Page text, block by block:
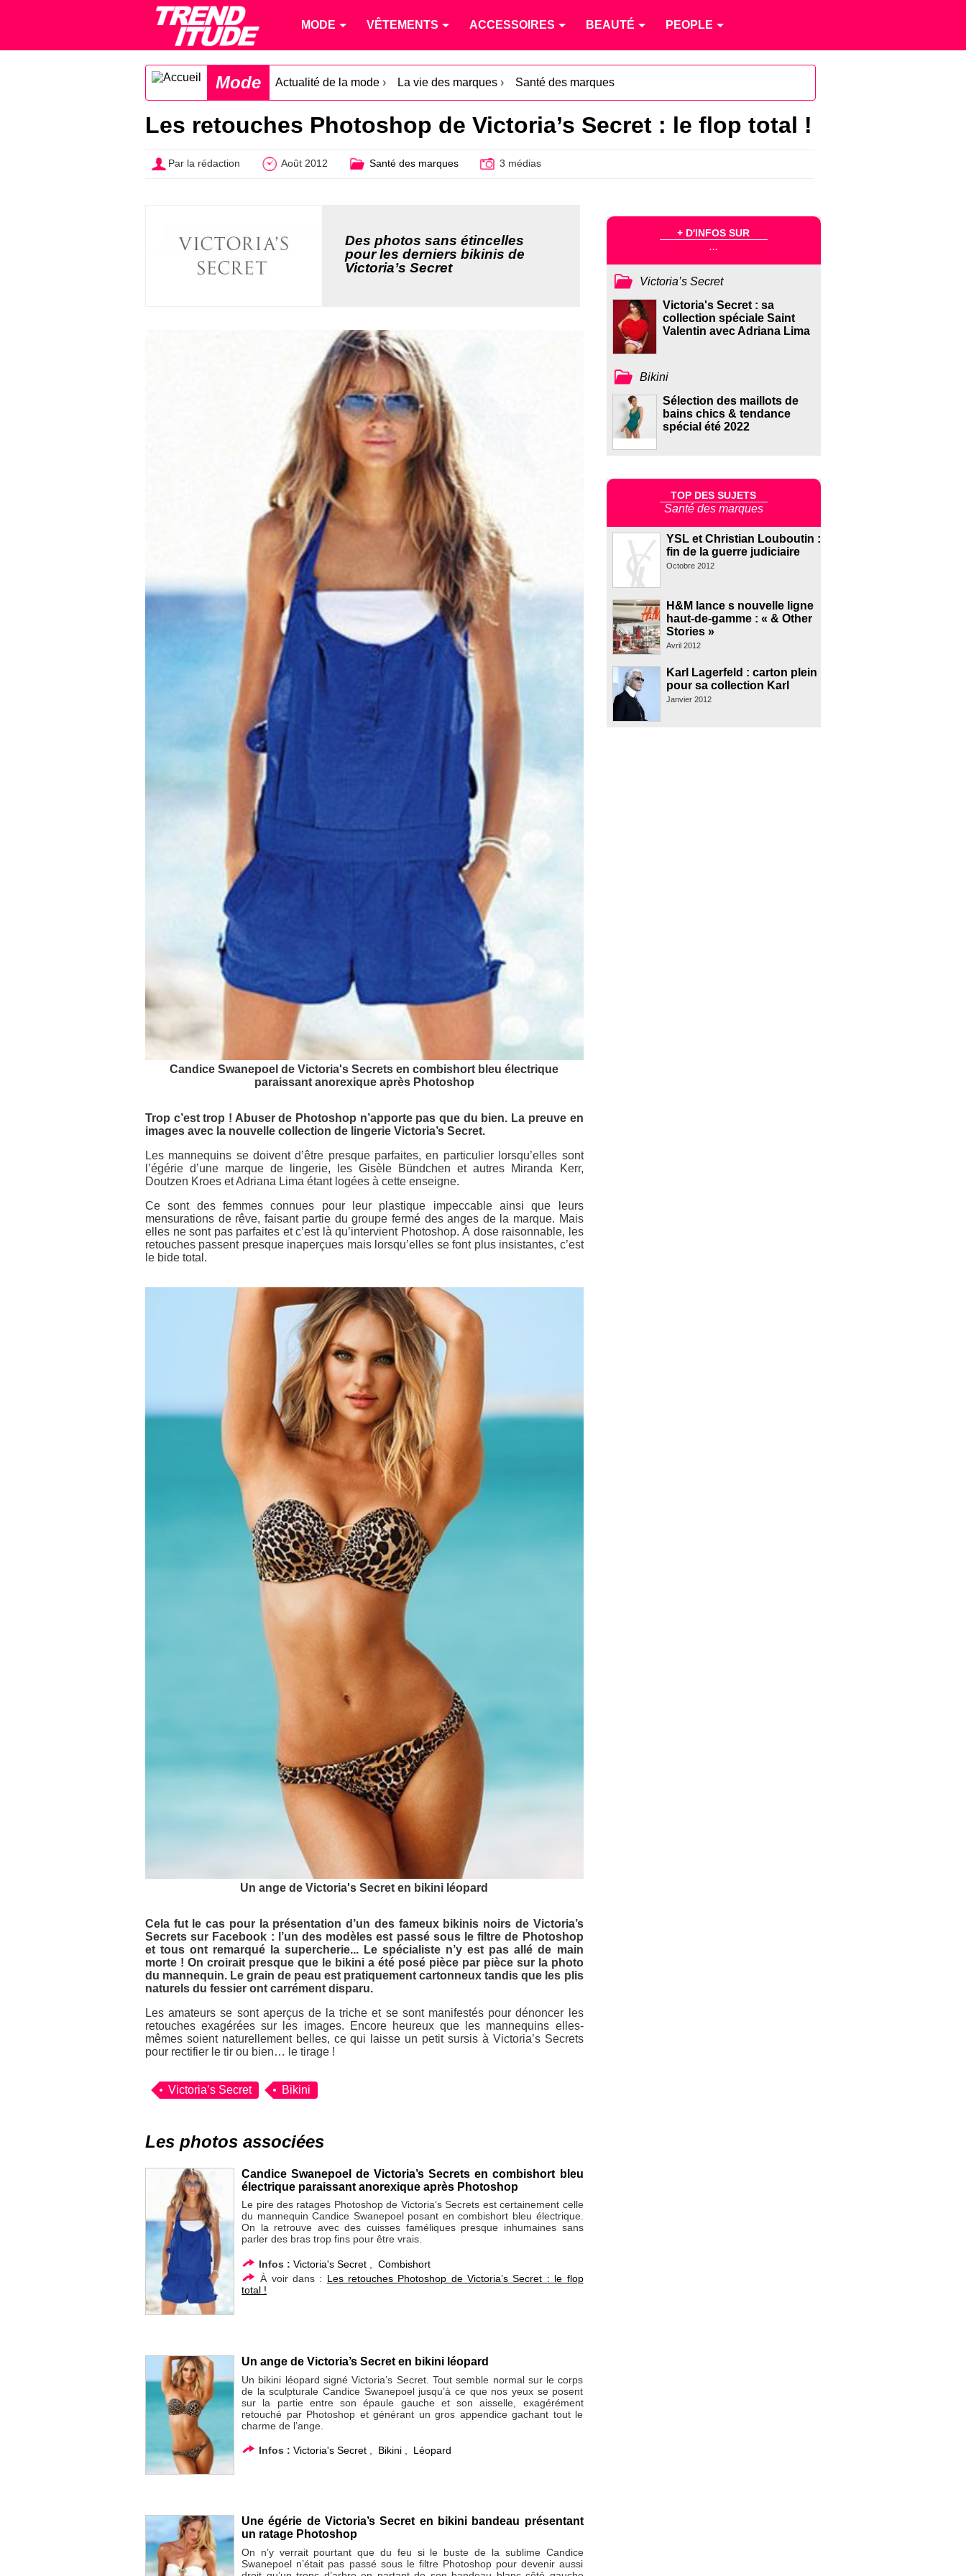
MODE VÊTEMENTS ACCESSOIRES BEAUTÉ PEOPLE
Mode Actualité de la mode › La vie des marques › Santé des marques
Les retouches Photoshop de Victoria’s Secret : le flop total !
Par la rédaction Août 2012 Santé des marques 3 médias
Des photos sans étincelles
pour les derniers bikinis de
Victoria’s Secret
Candice Swanepoel de Victoria's Secrets en combishort bleu électrique
paraissant anorexique après Photoshop
Trop c’est trop ! Abuser de Photoshop n’apporte pas que du bien. La preuve en
images avec la nouvelle collection de lingerie Victoria’s Secret.
Les mannequins se doivent d’être presque parfaites, en particulier lorsqu’elles sont
l’égérie d’une marque de lingerie, les Gisèle Bündchen et autres Miranda Kerr,
Doutzen Kroes et Adriana Lima étant logées à cette enseigne.
Ce sont des femmes connues pour leur plastique impeccable ainsi que leurs
mensurations de rêve, faisant partie du groupe fermé des anges de la marque. Mais
elles ne sont pas parfaites et c’est là qu’intervient Photoshop. À dose raisonnable, les
retouches passent presque inaperçues mais lorsqu’elles se font plus insistantes, c’est
le bide total.
Un ange de Victoria's Secret en bikini léopard
Cela fut le cas pour la présentation d’un des fameux bikinis noirs de Victoria’s
Secrets sur Facebook : l’un des modèles est passé sous le filtre de Photoshop
et tous ont remarqué la supercherie... Le spécialiste n’y est pas allé de main
morte ! On croirait presque que le bikini a été posé pièce par pièce sur la photo
du mannequin. Le grain de peau est pratiquement cartonneux tandis que les plis
naturels du fessier ont carrément disparu.
Les amateurs se sont aperçus de la triche et se sont manifestés pour dénoncer les
retouches exagérées sur les images. Encore heureux que les mannequins elles-
mêmes soient naturellement belles, ce qui laisse un petit sursis à Victoria’s Secrets
pour rectifier le tir ou bien… le tirage !
Victoria’s Secret Bikini
Les photos associées
Candice Swanepoel de Victoria’s Secrets en combishort bleu
électrique paraissant anorexique après Photoshop
Le pire des ratages Photoshop de Victoria’s Secrets est certainement celle
du mannequin Candice Swanepoel posant en combishort bleu électrique.
On la retrouve avec des cuisses faméliques presque inhumaines sans
parler des bras trop fins pour être vrais.
Infos : Victoria's Secret ,Combishort
À voir dans : Les retouches Photoshop de Victoria’s Secret : le flop
total !
Un ange de Victoria’s Secret en bikini léopard
Un bikini léopard signé Victoria’s Secret. Tout semble normal sur le corps
de la sculpturale Candice Swanepoel jusqu’à ce que nos yeux se posent
sur la partie entre son épaule gauche et son aisselle, exagérément
retouché par Photoshop et générant un gros appendice gachant tout le
charme de l’ange.
Infos : Victoria's Secret Bikini Léopard
Une égérie de Victoria’s Secret en bikini bandeau présentant
un ratage Photoshop
On n’y verrait pourtant que du feu si le buste de la sublime Candice
Swanepoel n’était pas passé sous le filtre Photoshop pour devenir aussi
+ D'INFOS SUR
...
Victoria’s Secret
Victoria's Secret : sa
collection spéciale Saint
Valentin avec Adriana Lima
Bikini
Sélection des maillots de
bains chics & tendance
spécial été 2022
TOP DES SUJETS
Santé des marques
YSL et Christian Louboutin :
fin de la guerre judiciaire
Octobre 2012
H&M lance s nouvelle ligne
haut-de-gamme : « & Other
Stories »
Avril 2012
Karl Lagerfeld : carton plein
pour sa collection Karl
Janvier 2012